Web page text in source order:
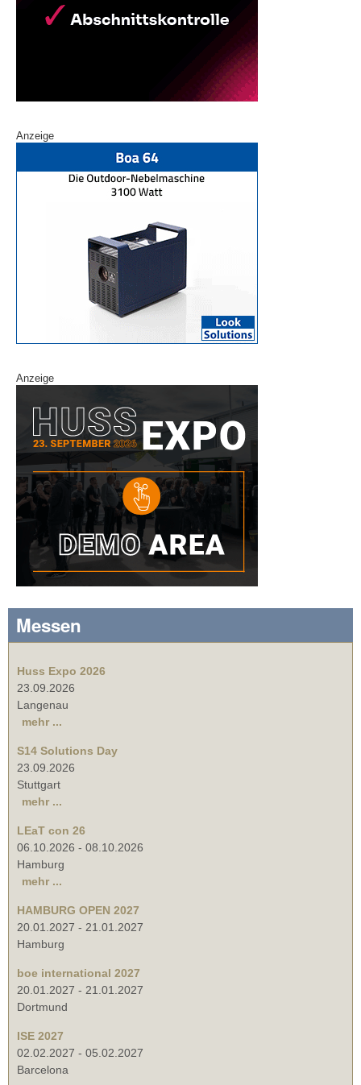
Anzeige
Anzeige
Messen
Huss Expo 2026
23.09.2026
Langenau
mehr ...
S14 Solutions Day
23.09.2026
Stuttgart
mehr ...
LEaT con 26
06.10.2026 - 08.10.2026
Hamburg
mehr ...
HAMBURG OPEN 2027
20.01.2027 - 21.01.2027
Hamburg
boe international 2027
20.01.2027 - 21.01.2027
Dortmund
ISE 2027
02.02.2027 - 05.02.2027
Barcelona